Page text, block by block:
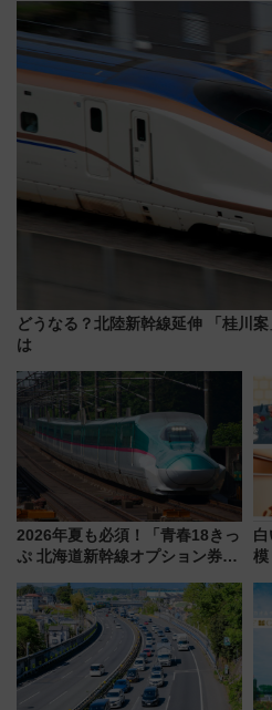
トの一環で激レア体験できちゃ
うかも 参加方法やスケジュール
をご紹介
どうなる？北陸新幹線延伸 「桂川
は
2026年夏も必須！「青春18きっ
ぷ 北海道新幹線オプション券」
の罠
模